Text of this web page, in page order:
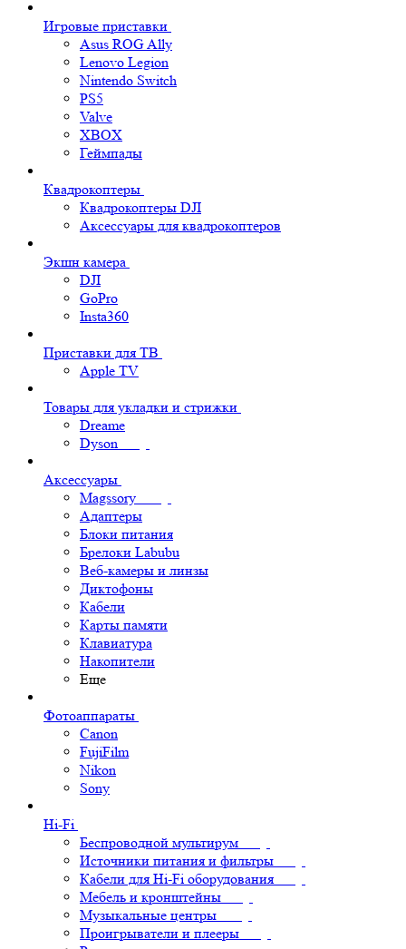
Игровые приставки
Asus ROG Ally
Lenovo Legion
Nintendo Switch
PS5
Valve
XBOX
Геймпады
Квадрокоптеры
Квадрокоптеры DJI
Аксессуары для квадрокоптеров
Экшн камера
DJI
GoPro
Insta360
Приставки для ТВ
Apple TV
Товары для укладки и стрижки
Dreame
Dyson
Аксессуары
Magssory
Адаптеры
Блоки питания
Брелоки Labubu
Веб-камеры и линзы
Диктофоны
Кабели
Карты памяти
Клавиатура
Накопители
Еще
Фотоаппараты
Canon
FujiFilm
Nikon
Sony
Hi-Fi
Беспроводной мультирум
Источники питания и фильтры
Кабели для Hi-Fi оборудования
Мебель и кронштейны
Музыкальные центры
Проигрыватели и плееры